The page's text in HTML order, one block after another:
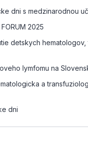
dni s medzinarodnou
2025
detskych
lymfomu na
a
dni